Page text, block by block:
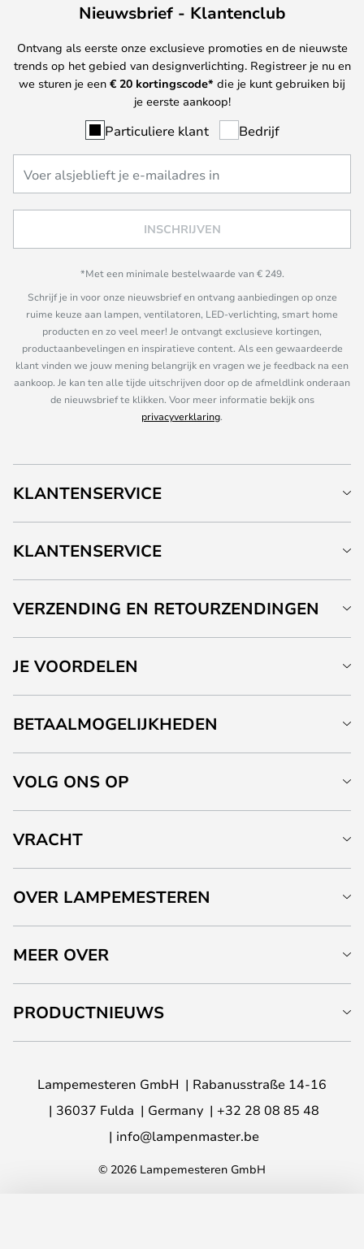
Nieuwsbrief - Klantenclub
Ontvang als eerste onze exclusieve promoties en de nieuwste
trends op het gebied van designverlichting. Registreer je nu en
we sturen je een € 20 kortingscode* die je kunt gebruiken bij
je eerste aankoop!
Particuliere klant Bedrijf
INSCHRIJVEN
*Met een minimale bestelwaarde van € 249.
Schrijf je in voor onze nieuwsbrief en ontvang aanbiedingen op onze
ruime keuze aan lampen, ventilatoren, LED-verlichting, smart home
producten en zo veel meer! Je ontvangt exclusieve kortingen,
productaanbevelingen en inspiratieve content. Als een gewaardeerde
klant vinden we jouw mening belangrijk en vragen we je feedback na een
aankoop. Je kan ten alle tijde uitschrijven door op de afmeldlink onderaan
de nieuwsbrief te klikken. Voor meer informatie bekijk ons
privacyverklaring.
KLANTENSERVICE
KLANTENSERVICE
VERZENDING EN RETOURZENDINGEN
JE VOORDELEN
BETAALMOGELIJKHEDEN
VOLG ONS OP
VRACHT
OVER LAMPEMESTEREN
MEER OVER
PRODUCTNIEUWS
Lampemesteren GmbH
Rabanusstraße 14-16
36037 Fulda
Germany
+32 28 08 85 48
info@lampenmaster.be
© 2026 Lampemesteren GmbH